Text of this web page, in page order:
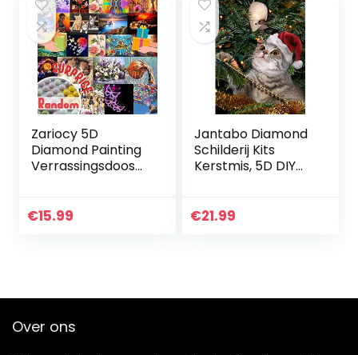
Zariocy 5D
Diamond Painting
Verrassingsdoos
Diamant Schilderij
€15.99
Jantabo Diamond
Schilderij Kits
Kerstmis, 5D DIY
Diamond Painting
€21.99
Over ons